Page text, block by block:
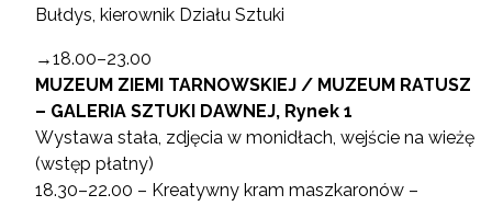
Bułdys, kierownik Działu Sztuki
→18.00–23.00
MUZEUM ZIEMI TARNOWSKIEJ / MUZEUM RATUSZ
– GALERIA SZTUKI DAWNEJ, Rynek 1
Wystawa stała, zdjęcia w monidłach, wejście na wieżę
(wstęp płatny)
18.30–22.00 – Kreatywny kram maszkaronów –